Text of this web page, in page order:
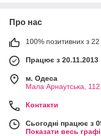
Про нас
100% позитивних з 22
Працює з 20.11.2013
м. Одеса
Мала Арнаутська,
Контакти
Сьогодні працює з
Показати весь